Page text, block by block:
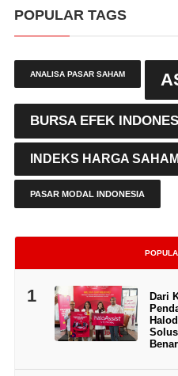
POPULAR TAGS
ANALISA PASAR SAHAM
BURSA EFEK
INDEKS HARGA
PASAR MODAL INDONESIA
1
Dari